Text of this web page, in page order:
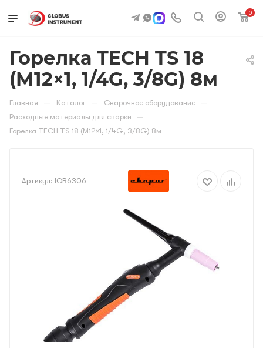
0
Горелка TECH TS 18
(M12×1, 1/4G, 3/8G) 8м
Главная — Каталог — Сварочное оборудование —
Расходные материалы для сварки —
Горелка TECH TS 18 (M12×1, 1/4G, 3/8G) 8м
Артикул: IOB6306